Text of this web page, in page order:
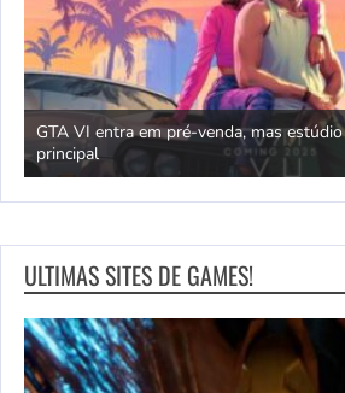
GTA VI entra em pré-venda, mas
principal
ULTIMAS SITES DE GAMES!